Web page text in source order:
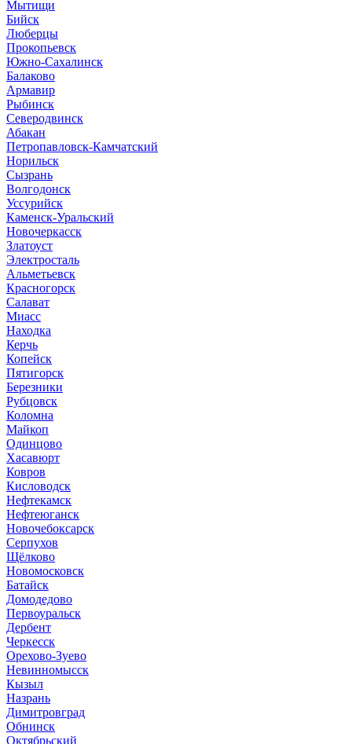
Мытищи
Бийск
Люберцы
Прокопьевск
Южно-Сахалинск
Балаково
Армавир
Рыбинск
Северодвинск
Абакан
Петропавловск-Камчатский
Норильск
Сызрань
Волгодонск
Уссурийск
Каменск-Уральский
Новочеркасск
Златоуст
Электросталь
Альметьевск
Красногорск
Салават
Миасс
Находка
Керчь
Копейск
Пятигорск
Березники
Рубцовск
Коломна
Майкоп
Одинцово
Хасавюрт
Ковров
Кисловодск
Нефтекамск
Нефтеюганск
Новочебоксарск
Серпухов
Щёлково
Новомосковск
Батайск
Домодедово
Первоуральск
Дербент
Черкесск
Орехово-Зуево
Невинномысск
Кызыл
Назрань
Димитровград
Обнинск
Октябрьский